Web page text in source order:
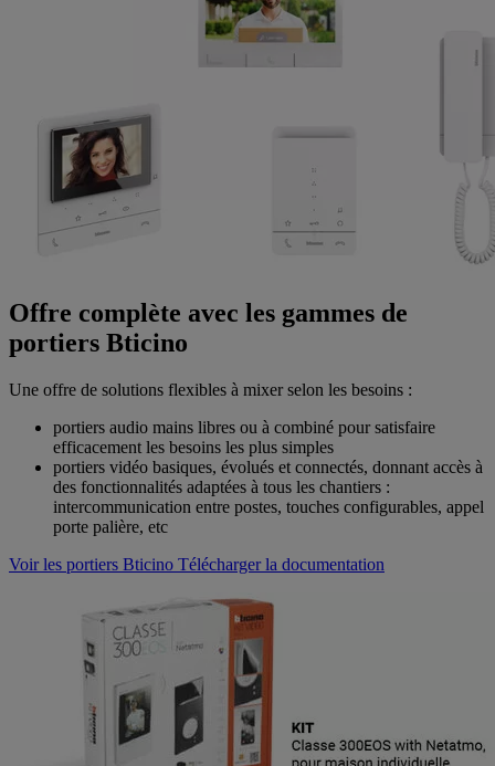
Offre complète avec les gammes de
portiers Bticino
Une offre de solutions flexibles à mixer selon les besoins :
portiers audio mains libres ou à combiné pour satisfaire
efficacement les besoins les plus simples
portiers vidéo basiques, évolués et connectés, donnant accès à
des fonctionnalités adaptées à tous les chantiers :
intercommunication entre postes, touches configurables, appel
porte palière, etc
Voir les portiers Bticino Télécharger la documentation